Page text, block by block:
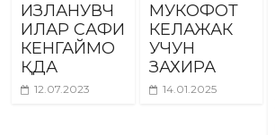
ИЗЛАНУВЧ
ИЛАР САФИ
КЕНГАЙМО
ҚДА
12.07.2023
МУКОФОТ
КЕЛАЖАК
УЧУН
ЗАХИРА
14.01.2025